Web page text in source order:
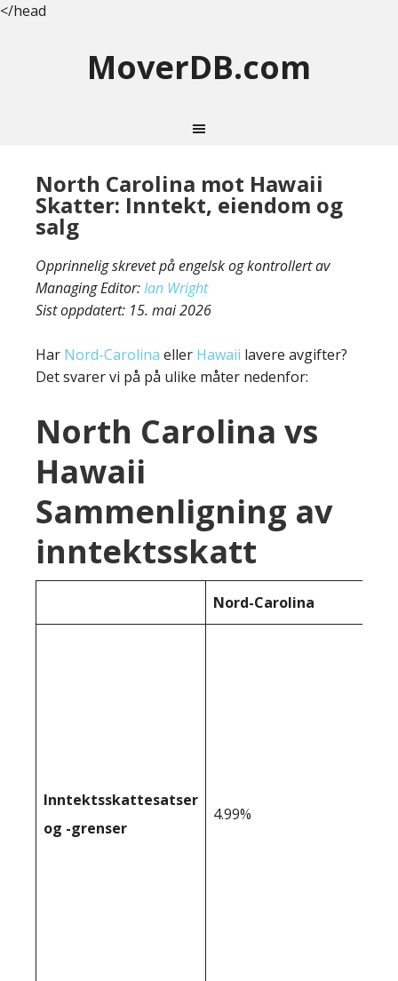
</head
MoverDB.com
North Carolina mot Hawaii
Skatter: Inntekt, eiendom og
salg
Opprinnelig skrevet på engelsk og kontrollert av
Managing Editor:Ian Wright
Sist oppdatert: 15. mai 2026
Har Nord-Carolina eller Hawaii lavere avgifter?
Det svarer vi på på ulike måter nedenfor:
North Carolina vs
Hawaii
Sammenligning av
inntektsskatt
Nord-Carolina
Inntektsskattesatser
og -grenser
4.99%